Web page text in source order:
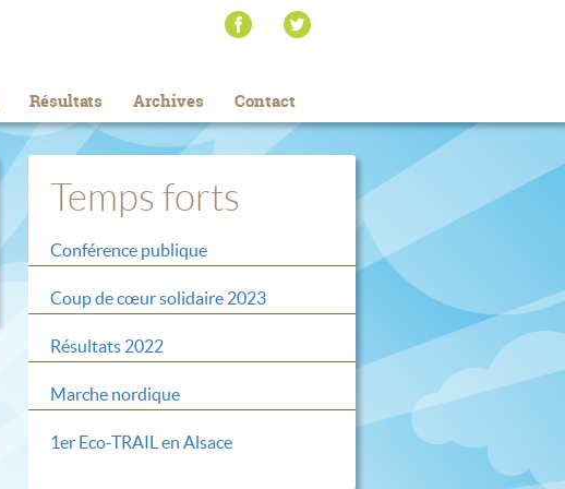
Résultats Archives Contact
Temps forts
Conférence publique
Coup de cœur solidaire 2023
Résultats 2022
Marche nordique
1er Eco-TRAIL en Alsace